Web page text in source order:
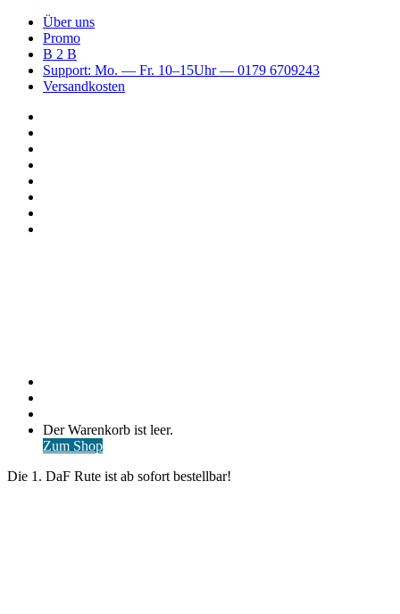
Über uns
Promo
B 2 B
Support: Mo. — Fr. 10–15Uhr — 0179 6709243
Versandkosten
Warenkorb
ansehen
Der Warenkorb ist leer.
Zum Shop
Die 1. DaF Rute ist ab sofort bestellbar!